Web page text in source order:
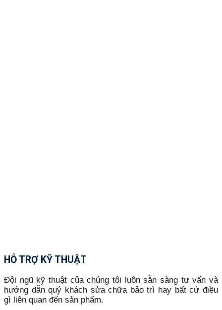
HỖ TRỢ KỸ THUẬT
Đội ngũ kỹ thuật của chúng tôi luôn sẵn sàng tư vấn và
hướng dẫn quý khách sửa chữa bảo trì hay bất cứ điều
gì liên quan đến sản phẩm.